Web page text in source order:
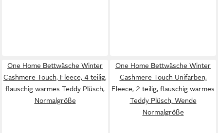
One Home Bettwäsche Winter
Cashmere Touch, Fleece, 4 teilig,
flauschig warmes Teddy Plüsch,
Normalgröße
One Home Bettwäsche Winter
Cashmere Touch Unifarben,
Fleece, 2 teilig, flauschig warmes
Teddy Plüsch, Wende
Normalgröße